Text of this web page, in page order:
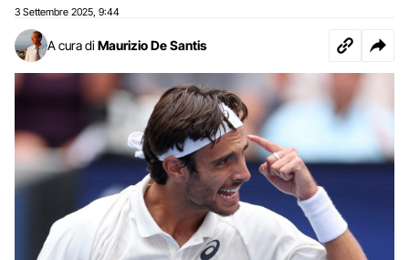
3 Settembre 2025 9:44
A cura di Maurizio De Santis